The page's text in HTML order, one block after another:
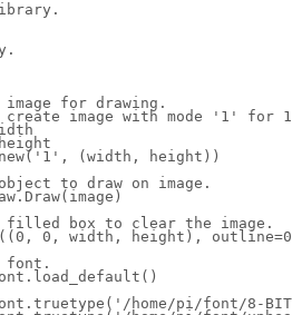
for drawing.
create image with mode '1'
(width, height))
to draw on image.
filled box to clear the image.
0, width, height),
font.
home/pi/font/8-BIT